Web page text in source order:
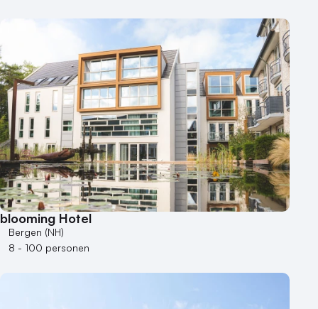
Groene locatie
Heisessie
Hotel
Hybride events
Industriële locatie
Kasteel en landgoed
Kleine / intieme locatie
Locaties aan zee
Museum
Theater
Varende locatie
blooming Hotel
Bergen (NH)
8 - 100 personen